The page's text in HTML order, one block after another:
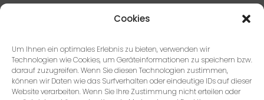
Cookies
Um Ihnen ein optimales Erlebnis zu bieten, verwenden wir
Technologien wie Cookies, um Geräteinformationen zu speichern bzw.
darauf zuzugreifen. Wenn Sie diesen Technologien zustimmen,
können wir Daten wie das Surfverhalten oder eindeutige IDs auf dieser
Website verarbeiten. Wenn Sie Ihre Zustimmung nicht erteilen oder
Unsere 5 Ziele für ein erfolgreiches
ZU UNSEREN ZIELEN